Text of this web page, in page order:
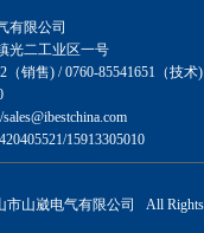
有限公司
光二工业区一号
（销售) / 0760-85541651（技术)
15913305010
市山崴电气有限公司 All Rights